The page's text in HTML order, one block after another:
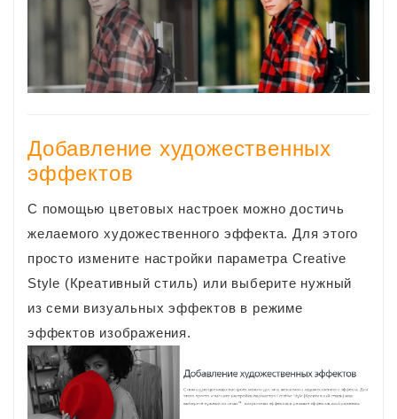
Добавление художественных
эффектов
С помощью цветовых настроек можно достичь
желаемого художественного эффекта. Для этого
просто измените настройки параметра Creative
Style (Креативный стиль) или выберите нужный
из семи визуальных эффектов в режиме
эффектов изображения.